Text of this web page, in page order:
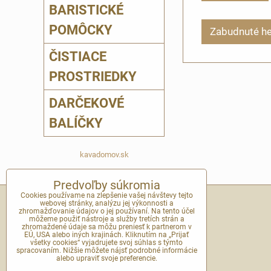
Zabudnuté
BARISTICKÉ
POMÔCKY
ČISTIACE
PROSTRIEDKY
DARČEKOVÉ
BALÍČKY
kavadomov.sk
KONTAKT
E-mail na helpdesk:
kavadomov@kavadomov.sk
Predvoľby súkromia
Cookies používame na zlepšenie vašej návštevy tejto
webovej stránky, analýzu jej výkonnosti a
zhromažďovanie údajov o jej používaní. Na tento účel
môžeme použiť nástroje a služby tretích strán a
zhromaždené údaje sa môžu preniesť k partnerom v
EÚ, USA alebo iných krajinách. Kliknutím na „Prijať
všetky cookies“ vyjadrujete svoj súhlas s týmto
spracovaním. Nižšie môžete nájsť podrobné informácie
alebo upraviť svoje preferencie.